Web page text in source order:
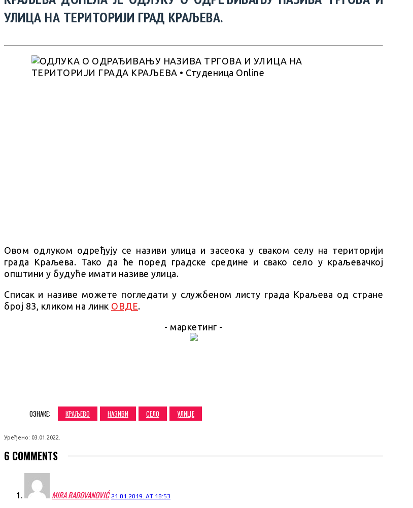
УЛИЦА НА ТЕРИТОРИЈИ ГРАД КРАЉЕВА.
Овом одлуком одређују се називи улица и засеока у сваком селу на територији
града Краљева. Тако да ће поред градске средине и свако село у краљевачкој
општини у будуће имати називе улица.
Списак и називе можете погледати у службеном листу града Краљева од стране
број 83, кликом на линк ОВДЕ.
- маркетинг -
ОЗНАКЕ: КРАЉЕВО НАЗИВИ СЕЛО УЛИЦЕ
Уређено: 03.01.2022.
6 COMMENTS
MIRA RADOVANOVIĆ 21.01.2019. AT 18:53